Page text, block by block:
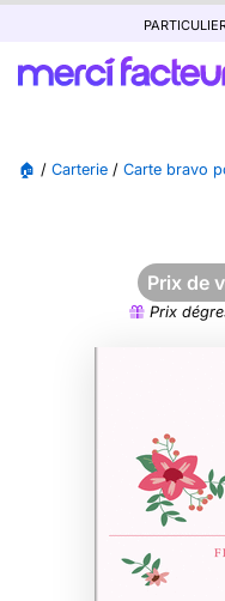
🏠 / Carterie / Carte bravo
Prix de
Prix